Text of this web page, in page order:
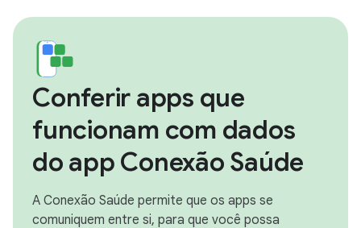
Conferir apps que
funcionam com dados
do app Conexão Saúde
A Conexão Saúde permite que os apps se
comuniquem entre si, para que você possa